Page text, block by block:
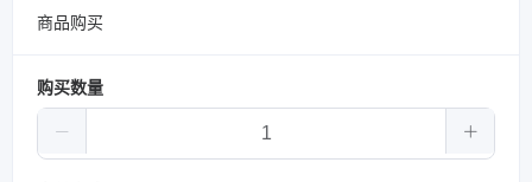
商品购买
购买数量